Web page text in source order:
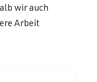
wir auch
Arbeit